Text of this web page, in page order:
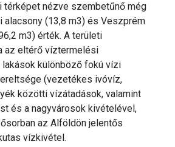
nézve szembetűnő még
alacsony (13,8 m3) és Veszprém
m3) érték. A területi
az eltérő víztermelési
különböző fokú vízi
(vezetékes ivóvíz,
közötti vízátadások, valamint
és a nagyvárosok kivételével,
az Alföldön jelentős
vízkivétel.